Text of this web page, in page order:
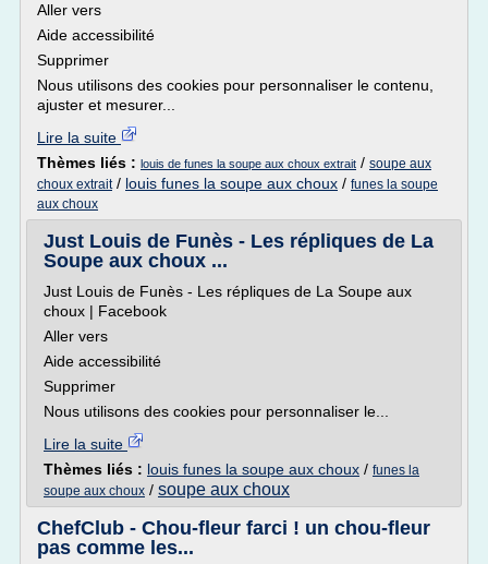
Aller vers
Aide accessibilité
Supprimer
Nous utilisons des cookies pour personnaliser le contenu,
ajuster et mesurer...
Lire la suite
Thèmes liés : louis de funes la soupe aux choux extrait / soupe aux
choux extrait/ louis funes la soupe aux choux / funes la soupe
aux choux
Just Louis de Funès - Les répliques de La
Soupe aux choux ...
Just Louis de Funès - Les répliques de La Soupe aux
choux | Facebook
Aller vers
Aide accessibilité
Supprimer
Nous utilisons des cookies pour personnaliser le...
Lire la suite
Thèmes liés : louis funes la soupe aux choux / funes la
soupe aux choux / soupe aux choux
ChefClub - Chou-fleur farci ! un chou-fleur
pas comme les...